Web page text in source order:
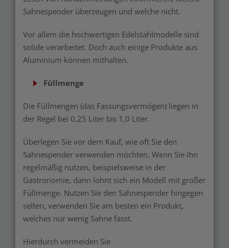
Sahnespender überzeugen und welche nicht.
Vor allem die hochwertigen Edelstahlmodelle sind
solide verarbeitet. Doch auch einige Produkte aus
Aluminium können mithalten.
Füllmenge
Die Füllmengen (das Fassungsvermögen) liegen in
der Regel bei 0,25 Liter bis 1,0 Liter.
Überlegen Sie vor dem Kauf, wie oft Sie den
Sahnespender verwenden möchten. Wenn Sie ihn
regelmäßig nutzen, beispielsweise in der
Gastronomie, dann lohnt sich ein Modell mit großer
Füllmenge. Nutzen Sie den Sahnespender hingegen
selten, verwenden Sie am besten ein Produkt,
welches nur wenig Sahne fasst.
Hierdurch vermeiden Sie